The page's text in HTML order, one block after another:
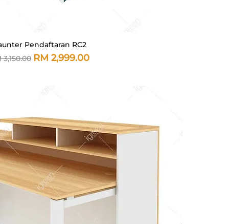
Paparan Segera
Pendaftaran RC2
Biasa
3,150.00 Harga Jualan
RM 2,999.00